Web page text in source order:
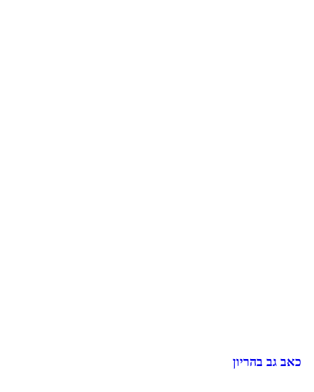
כאב גב בהריון